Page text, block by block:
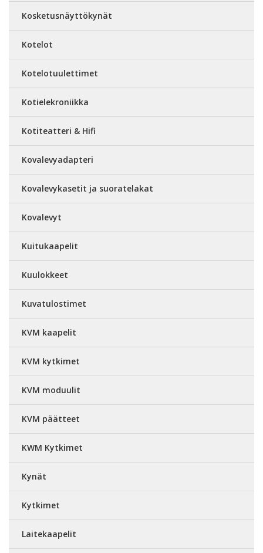
Kosketusnäyttökynät
Kotelot
Kotelotuulettimet
Kotielekroniikka
Kotiteatteri & Hifi
Kovalevyadapteri
Kovalevykasetit ja suoratelakat
Kovalevyt
Kuitukaapelit
Kuulokkeet
Kuvatulostimet
KVM kaapelit
KVM kytkimet
KVM moduulit
KVM päätteet
KWM Kytkimet
Kynät
Kytkimet
Laitekaapelit